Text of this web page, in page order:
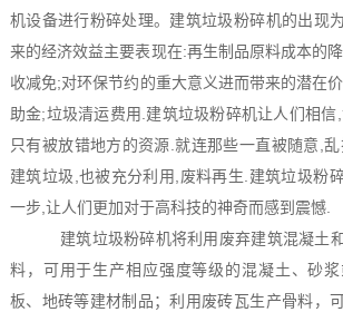
机设备进行粉碎处理。建筑垃圾粉碎机的出现
来的经济效益主要表现在:再生制品原料成本的
收减免;对环保节约的重大意义进而带来的潜在
助金;垃圾清运费用.建筑垃圾粉碎机让人们相信
只有被放错地方的资源.就连那些一直被随意,
建筑垃圾,也被充分利用,废料再生.建筑垃圾粉
一步,让人们更加对于高科技的神奇而感到震憾.
建筑垃圾粉碎机将利用废弃建筑混凝土
料，可用于生产相应强度等级的混凝土、砂
板、地砖等建材制品；利用废砖瓦生产骨料，